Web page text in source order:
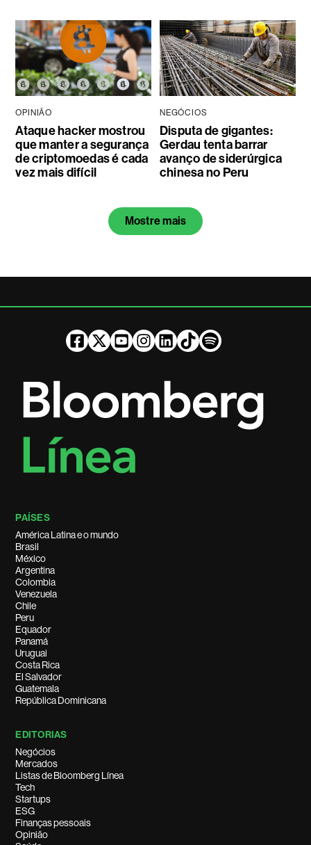
OPINIÃO
Ataque hacker mostrou
que manter a segurança
de criptomoedas é cada
vez mais difícil
NEGÓCIOS
Disputa de gigantes:
Gerdau tenta barrar
avanço de siderúrgica
chinesa no Peru
Mostre mais
PAÍSES
América Latina e o mundo
Brasil
México
Argentina
Colombia
Venezuela
Chile
Peru
Equador
Panamá
Uruguai
Costa Rica
El Salvador
Guatemala
República Dominicana
EDITORIAS
Negócios
Mercados
Listas de Bloomberg Línea
Tech
Startups
ESG
Finanças pessoais
Opinião